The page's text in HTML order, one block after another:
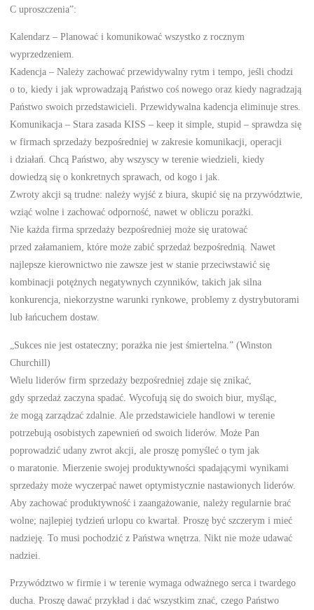
C uproszczenia”:
Kalendarz – Planować i komunikować wszystko z rocznym
wyprzedzeniem.
Kadencja – Należy zachować przewidywalny rytm i tempo, jeśli chodzi
o to, kiedy i jak wprowadzają Państwo coś nowego oraz kiedy nagradzają
Państwo swoich przedstawicieli. Przewidywalna kadencja eliminuje stres.
Komunikacja – Stara zasada KISS – keep it simple, stupid – sprawdza się
w firmach sprzedaży bezpośredniej w zakresie komunikacji, operacji
i działań. Chcą Państwo, aby wszyscy w terenie wiedzieli, kiedy
dowiedzą się o konkretnych sprawach, od kogo i jak.
Zwroty akcji są trudne: należy wyjść z biura, skupić się na przywództwie,
wziąć wolne i zachować odporność, nawet w obliczu porażki.
Nie każda firma sprzedaży bezpośredniej może się uratować
przed załamaniem, które może zabić sprzedaż bezpośrednią. Nawet
najlepsze kierownictwo nie zawsze jest w stanie przeciwstawić się
kombinacji potężnych negatywnych czynników, takich jak silna
konkurencja, niekorzystne warunki rynkowe, problemy z dystrybutorami
lub łańcuchem dostaw.
„Sukces nie jest ostateczny; porażka nie jest śmiertelna.” (Winston
Churchill)
Wielu liderów firm sprzedaży bezpośredniej zdaje się znikać,
gdy sprzedaż zaczyna spadać. Wycofują się do swoich biur, myśląc,
że mogą zarządzać zdalnie. Ale przedstawiciele handlowi w terenie
potrzebują osobistych zapewnień od swoich liderów. Może Pan
poprowadzić udany zwrot akcji, ale proszę pomyśleć o tym jak
o maratonie. Mierzenie swojej produktywności spadającymi wynikami
sprzedaży może wyczerpać nawet optymistycznie nastawionych liderów.
Aby zachować produktywność i zaangażowanie, należy regularnie brać
wolne; najlepiej tydzień urlopu co kwartał. Proszę być szczerym i mieć
nadzieję. To musi pochodzić z Państwa wnętrza. Nikt nie może udawać
nadziei.
Przywództwo w firmie i w terenie wymaga odważnego serca i twardego
ducha. Proszę dawać przykład i dać wszystkim znać, czego Państwo